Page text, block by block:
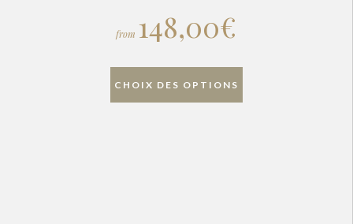
from 148,00€
CHOIX DES OPTIONS